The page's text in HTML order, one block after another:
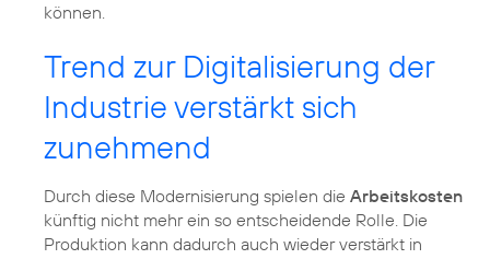
Trend zur Digitalisierung der
Industrie verstärkt sich
zunehmend
Durch diese Modernisierung spielen die Arbeitskosten
künftig nicht mehr ein so entscheidende Rolle. Die
Produktion kann dadurch auch wieder verstärkt in